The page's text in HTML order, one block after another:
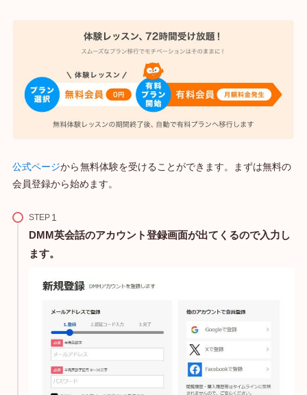
公式ページから無料体験を受けることができます。まずは無料の
会員登録から始めます。
STEP
DMM英会話のアカウント登録画面が出てくるので入力し
ます。